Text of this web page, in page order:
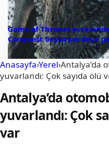
Game of Thrones
Conquest beyaz perdeye
Anasayfa›Yerel›Antalya’da
yuvarlandı: Çok sayıda ölü
Antalya’da
yuvarlandı: Çok
var